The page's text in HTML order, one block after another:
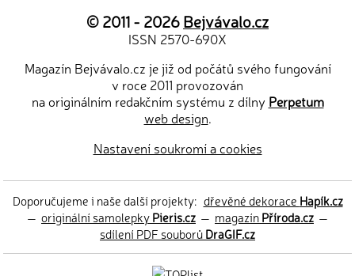
© 2011 - 2026Bejvávalo.cz
ISSN 2570-690X
Magazín Bejvávalo.cz je již od počátů svého fungování
v roce 2011 provozován
na originálním redakčním systému z dílny Perpetum
web design.
Nastavení soukromí a cookies
Doporučujeme i naše další projekty: dřevěné dekorace Hapík.cz
— originální samolepkyPieris.cz — magazínPříroda.cz —
sdílení PDF souborůDraGIF.cz